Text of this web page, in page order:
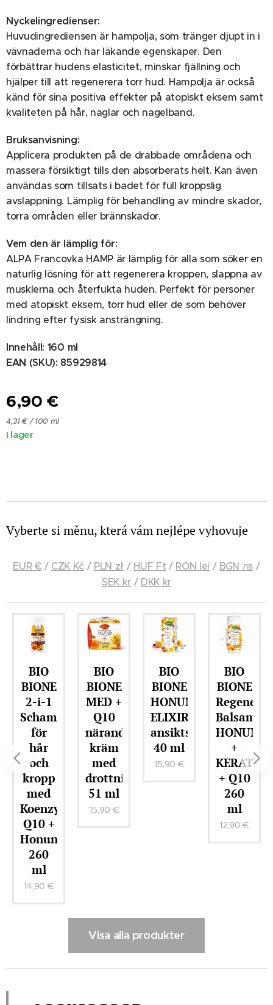
Nyckelingredienser:
Huvudingrediensen är hampolja, som tränger djupt in i
vävnaderna och har läkande egenskaper. Den
förbättrar hudens elasticitet, minskar fjällning och
hjälper till att regenerera torr hud. Hampolja är också
känd för sina positiva effekter på atopiskt eksem samt
kvaliteten på hår, naglar och nagelband.
Bruksanvisning:
Applicera produkten på de drabbade områdena och
massera försiktigt tills den absorberats helt. Kan även
användas som tillsats i badet för full kroppslig
avslappning. Lämplig för behandling av mindre skador,
torra områden eller brännskador.
Vem den är lämplig för:
ALPA Francovka HAMP är lämplig för alla som söker en
naturlig lösning för att regenerera kroppen, slappna av
musklerna och återfukta huden. Perfekt för personer
med atopiskt eksem, torr hud eller de som behöver
lindring efter fysisk ansträngning.
Innehåll: 160 ml
EAN (SKU): 85929814
6,90 €
4,31 € / 100 ml
I lager
Vyberte si měnu, která vám nejlépe vyhovuje
EUR €/ CZK Kč / PLN zł / HUF Ft / RON lei / BGN лв /
SEK kr/ DKK kr
BIO
BIONE
2-i-1
Schampo
för
hår
och
kropp
med
Koenzym
Q10 +
Honung
260
ml
14,90 €
BIO
BIONE
MED +
Q10
närande
kräm
med
drottninggelé
51 ml
15,90 €
BIO
BIONE
HONUNGS-
ELIXIR
ansiktsserum
40 ml
15,90 €
BIO
BIONE
Balsam
HONUNG
+
KERATIN
+ Q10
260
ml
12,90 €
Visa alla produkter